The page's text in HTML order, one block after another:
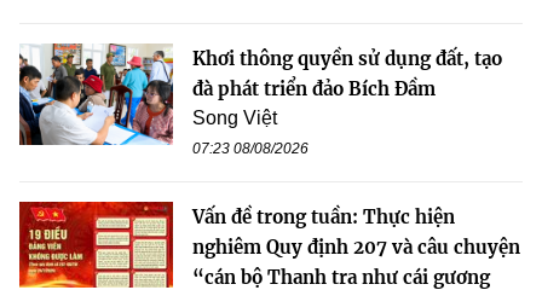
Khơi thông quyền sử dụng đất, tạo
đà phát triển đảo Bích Đầm
Song Việt
07:23 08/08/2026
Vấn đề trong tuần: Thực hiện
nghiêm Quy định 207 và câu chuyện
“cán bộ Thanh tra như cái gương